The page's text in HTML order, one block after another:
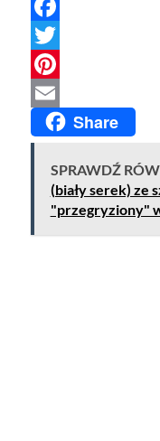
Facebook
Twitter
Pinterest
Email Share
SPRAWDŹ
(biały serek) ze
"przegryziony"